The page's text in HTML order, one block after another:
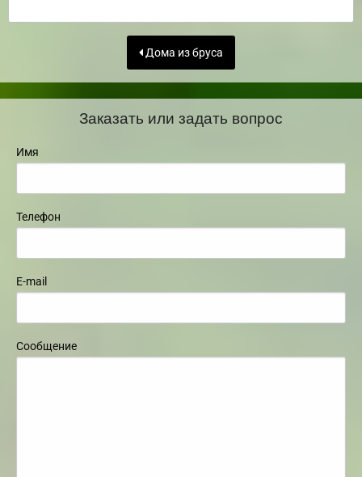
Дома из бруса
Заказать или задать вопрос
Имя
Телефон
E-mail
Сообщение